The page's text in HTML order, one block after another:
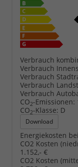
Verbrauch
Verbrauch
Verbrauch
Verbrauch
Verbrauch
CO2-Emissionen:
CO2-Klasse: D
Download
Energiekosten
CO2 Kosten
1.152,- €
CO2 Kosten